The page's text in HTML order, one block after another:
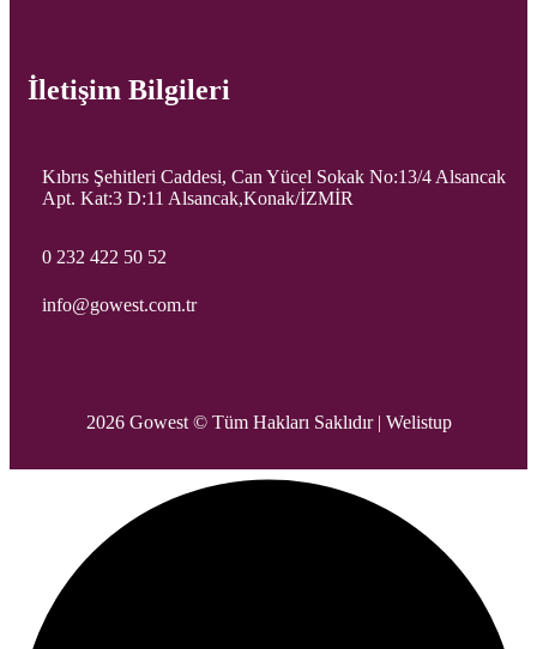
İletişim Bilgileri
Kıbrıs Şehitleri Caddesi, Can Yücel Sokak No:13/4 Alsancak
Apt. Kat:3 D:11 Alsancak,Konak/İZMİR
0 232 422 50 52
info@gowest.com.tr
2026 Gowest © Tüm Hakları Saklıdır | Welistup